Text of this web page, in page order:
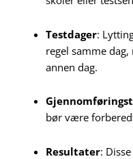
Testdager:
regel samme
annen dag.
bør være
Resultater: